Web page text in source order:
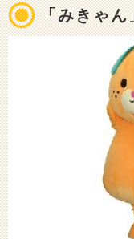
「みきゃ